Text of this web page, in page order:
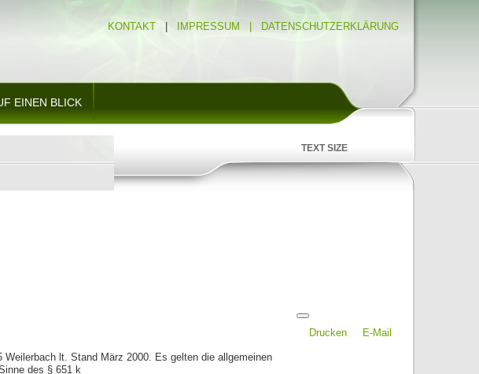
KONTAKT IMPRESSUM | DATENSCHUTZERKLÄRUNG
EINEN BLICK
TEXT SIZE
Drucken E-Mail
lt. Stand März 2000. Es gelten die allgemeinen
des § 651 k